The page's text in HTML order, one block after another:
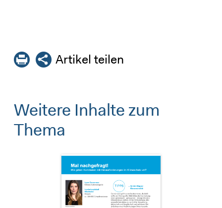
Artikel teilen
Weitere Inhalte zum
Thema